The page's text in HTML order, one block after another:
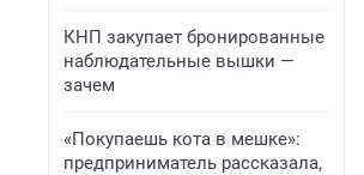
КНП закупает бронированные
наблюдательные вышки —
зачем
«Покупаешь кота в мешке»:
предприниматель рассказала,